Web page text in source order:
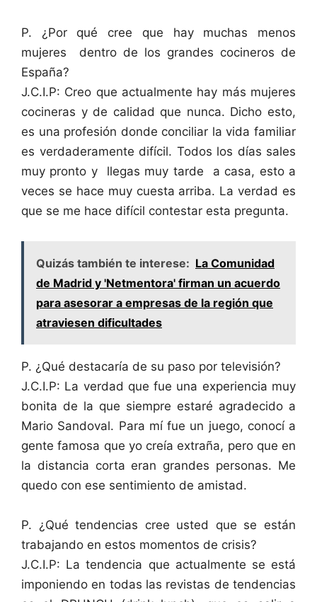
P. ¿Por qué cree que hay muchas menos
mujeres dentro de los grandes cocineros de
España?
J.C.I.P: Creo que actualmente hay más mujeres
cocineras y de calidad que nunca. Dicho esto,
es una profesión donde conciliar la vida familiar
es verdaderamente difícil. Todos los días sales
muy pronto y llegas muy tarde a casa, esto a
veces se hace muy cuesta arriba. La verdad es
que se me hace difícil contestar esta pregunta.
Quizás también te interese: La Comunidad
de Madrid y 'Netmentora' firman un acuerdo
para asesorar a empresas de la región que
atraviesen dificultades
P. ¿Qué destacaría de su paso por televisión?
J.C.I.P: La verdad que fue una experiencia muy
bonita de la que siempre estaré agradecido a
Mario Sandoval. Para mí fue un juego, conocí a
gente famosa que yo creía extraña, pero que en
la distancia corta eran grandes personas. Me
quedo con ese sentimiento de amistad.
P. ¿Qué tendencias cree usted que se están
trabajando en estos momentos de crisis?
J.C.I.P: La tendencia que actualmente se está
imponiendo en todas las revistas de tendencias